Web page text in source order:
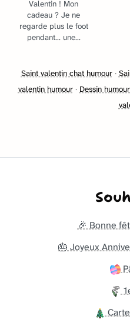
Valentin ! Mon
cadeau ? Je ne
regarde plus le foot
pendant... une...
Saint valentin chat humour·
valentin humour· Dessin
🎉 Bonne
🎂 Joyeux